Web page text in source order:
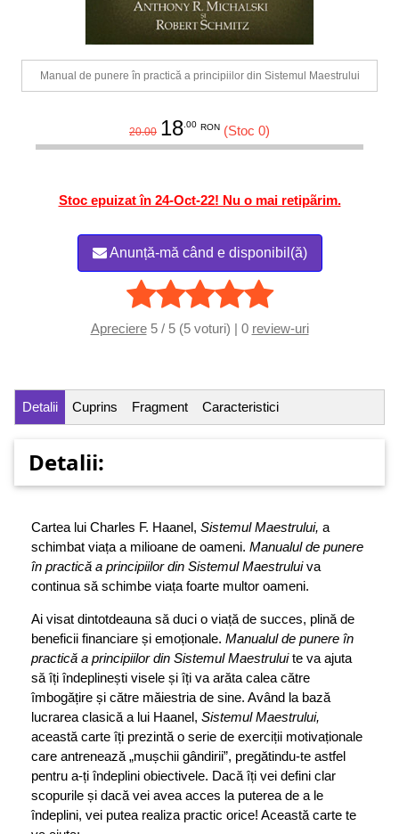
Manual de punere în practică a principiilor din Sistemul Maestrului
20.00 18.00 RON (Stoc 0)
Stoc epuizat în 24-Oct-22! Nu o mai retipãrim.
Anunță-mă când e disponibil(ă)
Apreciere5 / 5 (5 voturi) | 0 review-uri
Detalii Cuprins Fragment Caracteristici
Detalii:
Cartea lui Charles F. Haanel, Sistemul Maestrului, a
schimbat viața a milioane de oameni. Manualul de punere
în practică a principiilor din Sistemul Maestruluiva
continua să schimbe viața foarte multor oameni.
Ai visat dintotdeauna să duci o viață de succes, plină de
beneficii financiare și emoționale. Manualul de punere în
practică a principiilor din Sistemul Maestruluite va ajuta
să îți îndeplinești visele și îți va arăta calea către
îmbogățire și către măiestria de sine. Având la bază
lucrarea clasică a lui Haanel, Sistemul Maestrului,
această carte îți prezintă o serie de exerciții motivaționale
care antrenează „mușchii gândirii”, pregătindu-te astfel
pentru a-ți îndeplini obiectivele. Dacă îți vei defini clar
scopurile și dacă vei avea acces la puterea de a le
îndeplini, vei putea realiza practic orice! Această carte te